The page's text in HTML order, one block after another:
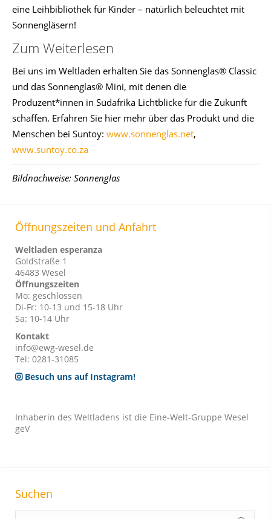
eine Leihbibliothek für Kinder – natürlich beleuchtet mit
Sonnengläsern!
Zum Weiterlesen
Bei uns im Weltladen erhalten Sie das Sonnenglas® Classic
und das Sonnenglas® Mini, mit denen die
Produzent*innen in Südafrika Lichtblicke für die Zukunft
schaffen. Erfahren Sie hier mehr über das Produkt und die
Menschen bei Suntoy: www.sonnenglas.net,
www.suntoy.co.za
Bildnachweise: Sonnenglas
Öffnungszeiten und Anfahrt
Weltladen esperanza
Goldstraße 1
46483 Wesel
Öffnungszeiten
Mo: geschlossen
Di-Fr: 10-13 und 15-18 Uhr
Sa: 10-14 Uhr
Kontakt
info@ewg-wesel.de
Tel: 0281-31085
Besuch uns auf Instagram!
Inhaberin des Weltladens ist die Eine-Welt-Gruppe Wesel
geV
Suchen